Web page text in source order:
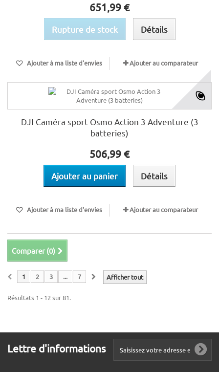
651,99 €
Rupture de stock Détails
Ajouter à ma liste d'envies Ajouter au comparateur
DJI Caméra sport Osmo Action 3 Adventure (3
batteries)
506,99 €
Ajouter au panier Détails
Ajouter à ma liste d'envies Ajouter au comparateur
Comparer (0)
Afficher tout
1 2 3 ... 7
Résultats 1 - 12 sur 81.
Lettre d'informations